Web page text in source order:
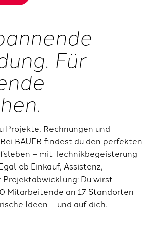
Für
Projekte, Rechnungen und
BAUER findest du den perfekten
– mit Technikbegeisterung
ob Einkauf, Assistenz,
Du wirst
Mitarbeitende an 17 Standorten
Ideen – und auf dich.